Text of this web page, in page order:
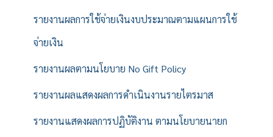
รายงานผลการใช้จ่ายเงินงบประมาณตามแผนการใช้
จ่ายเงิน
รายงานผลตามนโยบาย No Gift Policy
รายงานผลแสดงผลการดำเนินงานรายไตรมาส
รายงานแสดงผลการปฏิบัติงาน ตามนโยบายนายก